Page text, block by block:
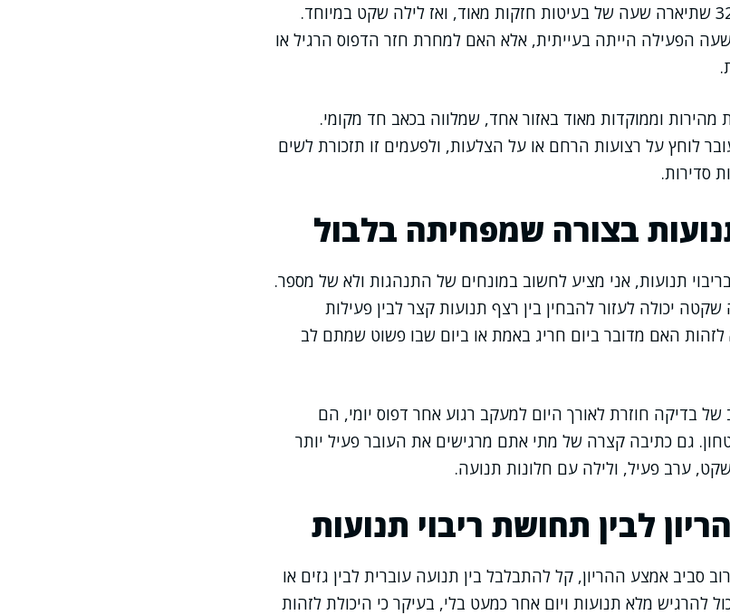
מקרה אופייני הוא אישה בשבוע 32 שתיארה שעה של בעיטות חזקות מאוד, ואז לילה שקט במיוחד.
הפעילה הייתה בעייתית, אלא האם למחרת חזר הדפוס הרגיל או
וממוקדות מאוד באזור אחד, שמלווה בכאב חד מקומי.
לוחץ על רצועות הרחם או על הצלעות, ולפעמים זו תזכורת לשים
סדירות.
בצורה שמפחיתה בלבול
תנועות, אני מציע לחשוב במונחים של התנהגות ולא של מספר.
יכולה לעזור להבחין בין רצף תנועות קצר לבין פעילות
האם מדובר ביום חריג באמת או ביום שבו פשוט שמתם לב
של בדיקה חוזרת לאורך היום למעקב רגוע אחר דפוס יומי, הם
גם כתיבה קצרה של מתי אתם מרגישים את העובר פעיל יותר
ערב פעיל, ולילה עם חלונות תנועה.
לבין תחושת ריבוי תנועות
סביב אמצע ההריון, קל להתבלבל בין תנועה עוברית לבין גזים או
להרגיש מלא תנועות ויום אחר כמעט בלי, בעיקר כי היכולת לזהות